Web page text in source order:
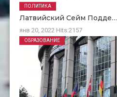
Латвийский Сейм Подде…
янв 20, 2022 Hits:2157
ПОЛИТИКА
ОБРАЗОВАНИЕ